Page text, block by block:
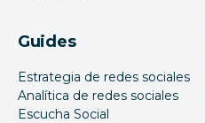
Guides
Estrategia de redes sociales
Analítica de redes sociales
Escucha Social